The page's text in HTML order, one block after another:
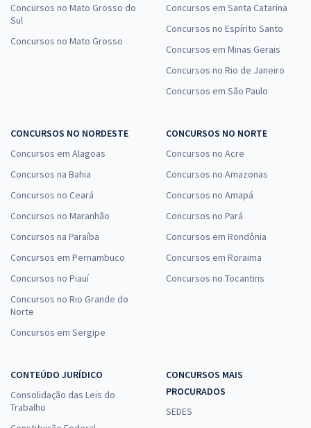
Concursos no Mato Grosso do
Sul
Concursos no Mato Grosso
Concursos em Santa Catarina
Concursos no Espírito Santo
Concursos em Minas Gerais
Concursos no Rio de Janeiro
Concursos em São Paulo
CONCURSOS NO NORDESTE
Concursos em Alagoas
Concursos na Bahia
Concursos no Ceará
Concursos no Maranhão
Concursos na Paraíba
Concursos em Pernambuco
Concursos no Piauí
Concursos no Rio Grande do
Norte
Concursos em Sergipe
CONCURSOS NO NORTE
Concursos no Acre
Concursos no Amazonas
Concursos no Amapá
Concursos no Pará
Concursos em Rondônia
Concursos em Roraima
Concursos no Tocantins
CONTEÚDO JURÍDICO
Consolidação das Leis do
Trabalho
CONCURSOS MAIS
PROCURADOS
SEDES